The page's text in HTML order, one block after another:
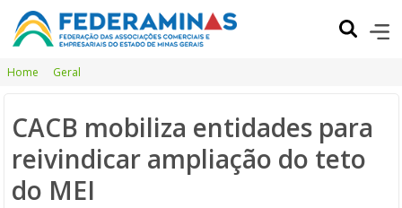
Home Geral
CACB mobiliza entidades para
reivindicar ampliação do teto
do MEI